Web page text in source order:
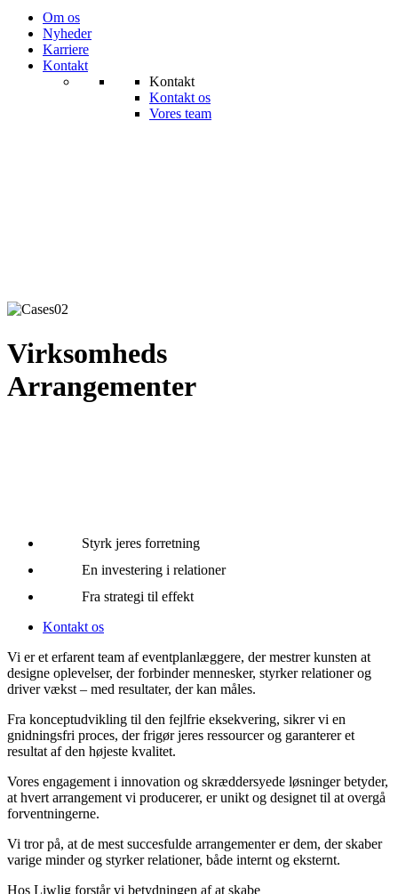
Om os
Nyheder
Karriere
Kontakt
Kontakt
Kontakt os
Vores team
Virksomheds
Arrangementer
Styrk jeres forretning
En investering i relationer
Fra strategi til effekt
Kontakt os
Vi er et erfarent team af eventplanlæggere, der mestrer kunsten at
designe oplevelser, der forbinder mennesker, styrker relationer og
driver vækst – med resultater, der kan måles.
Fra konceptudvikling til den fejlfrie eksekvering, sikrer vi en
gnidningsfri proces, der frigør jeres ressourcer og garanterer et
resultat af den højeste kvalitet.
Vores engagement i innovation og skræddersyede løsninger betyder,
at hvert arrangement vi producerer, er unikt og designet til at overgå
forventningerne.
Vi tror på, at de mest succesfulde arrangementer er dem, der skaber
varige minder og styrker relationer, både internt og eksternt.
Hos Liwlig forstår vi betydningen af at skabe